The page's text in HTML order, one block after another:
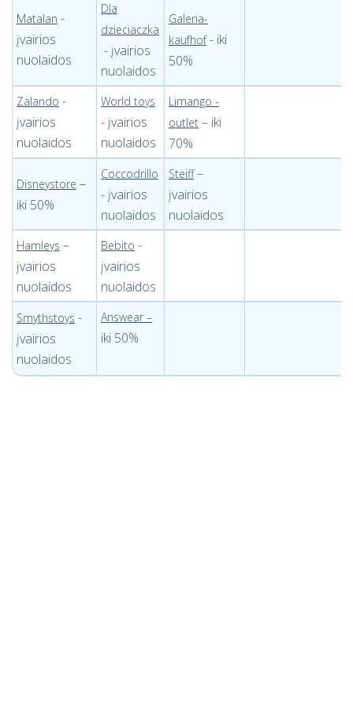
Matalan -
įvairios
nuolaidos
Dla
dzieciaczka
- įvairios
nuolaidos
Galeria-
kaufhof- iki
50%
Zalando -
įvairios
nuolaidos
World toys
- įvairios
nuolaidos
Limango -
outlet – iki
70%
Disneystore –
iki 50%
Coccodrillo
- įvairios
nuolaidos
Steiff–
įvairios
nuolaidos
Hamleys –
įvairios
nuolaidos
Bebito -
įvairios
nuolaidos
Smythstoys -
įvairios
nuolaidos
Answear –
iki 50%